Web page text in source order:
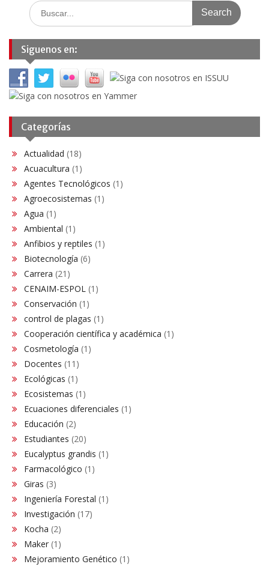
Search
for:
Siguenos en:
Categorías
Actualidad (18)
Acuacultura (1)
Agentes Tecnológicos (1)
Agroecosistemas (1)
Agua (1)
Ambiental (1)
Anfibios y reptiles (1)
Biotecnología (6)
Carrera (21)
CENAIM-ESPOL (1)
Conservación​ (1)
control de plagas (1)
Cooperación científica y académica (1)
Cosmetología (1)
Docentes (11)
Ecológicas (1)
Ecosistemas (1)
Ecuaciones diferenciales (1)
Educación (2)
Estudiantes (20)
Eucalyptus grandis (1)
Farmacológico (1)
Giras (3)
Ingeniería Forestal (1)
Investigación (17)
Kocha (2)
Maker (1)
Mejoramiento Genético (1)